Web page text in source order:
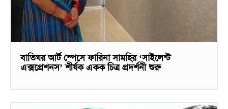
বাতিঘর আর্ট স্পেসে ফারিনা সামহির ‘সাইলেন্ট
এক্সপ্রেশনস’ শীর্ষক একক চিত্র প্রদর্শনী শুরু